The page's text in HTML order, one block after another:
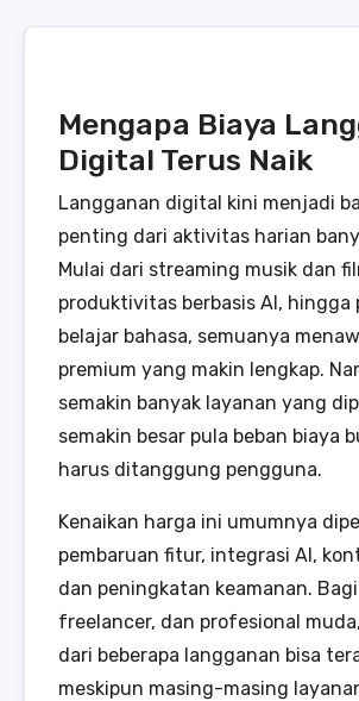
Mengapa Biaya
Digital Terus Naik
Langganan digital kini menjadi
penting dari aktivitas harian
Mulai dari streaming musik dan
produktivitas berbasis AI, hingga
belajar bahasa, semuanya
premium yang makin lengkap.
semakin banyak layanan yang
semakin besar pula beban biaya
harus ditanggung pengguna.
Kenaikan harga ini umumnya
pembaruan fitur, integrasi AI,
dan peningkatan keamanan.
freelancer, dan profesional
dari beberapa langganan bisa
meskipun masing-masing